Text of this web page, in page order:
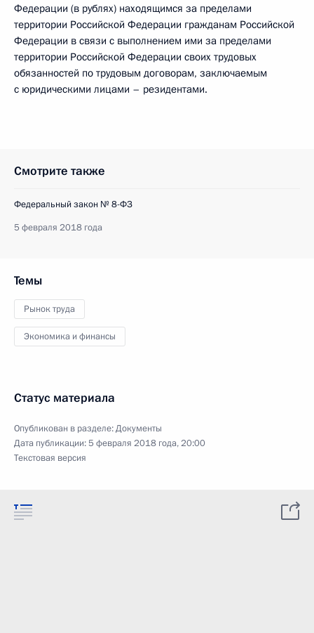
Федерации (в рублях) находящимся за пределами
территории Российской Федерации гражданам Российской
Федерации в связи с выполнением ими за пределами
территории Российской Федерации своих трудовых
обязанностей по трудовым договорам, заключаемым
с юридическими лицами – резидентами.
Смотрите также
Федеральный закон № 8-ФЗ
5 февраля 2018 года
Темы
Рынок труда
Экономика и финансы
Статус материала
Опубликован в разделе:Документы
Дата публикации:5 февраля 2018 года, 20:00
Текстовая версия